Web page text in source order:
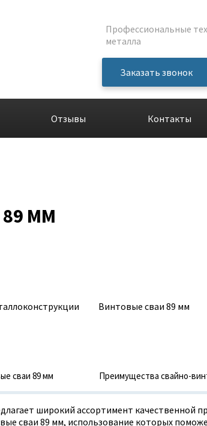
Профессиональные
металла
Заказать звонок
Отзывы Контакты
ММ
Винтовые сваи 89 мм
сваи 89 мм Преимущества свайно-
широкий ассортимент качественной
сваи 89 мм, использование которых